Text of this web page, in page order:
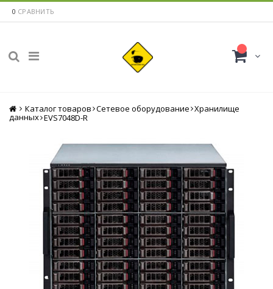
0 СРАВНИТЬ
Главная
Каталог товаров Сетевое оборудование Хранилище
данных EVS7048D-R